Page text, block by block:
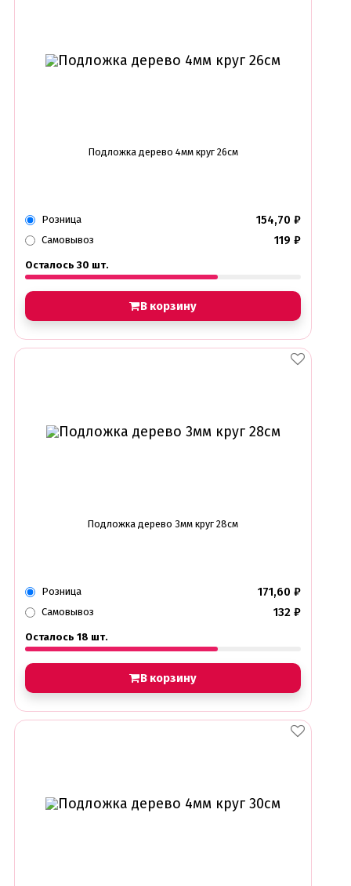
Подложка дерево 4мм круг 26см
Розница 154,70 ₽
Самовывоз 119 ₽
Осталось 30 шт.
В корзину
Подложка дерево 3мм круг 28см
Розница 171,60 ₽
Самовывоз 132 ₽
Осталось 18 шт.
В корзину